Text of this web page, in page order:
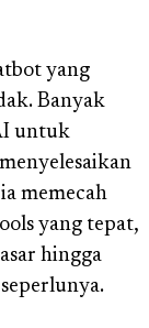
yang
Banyak
untuk
memecah
yang tepat,
hingga